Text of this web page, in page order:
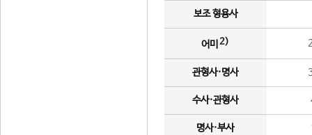
보조 형용사
어미 2)
관형사·명사
수사·관형사
명사·부사